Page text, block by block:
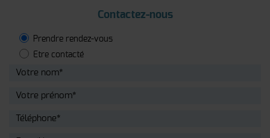
Contactez-nous
Prendre rendez-vous
Etre contacté